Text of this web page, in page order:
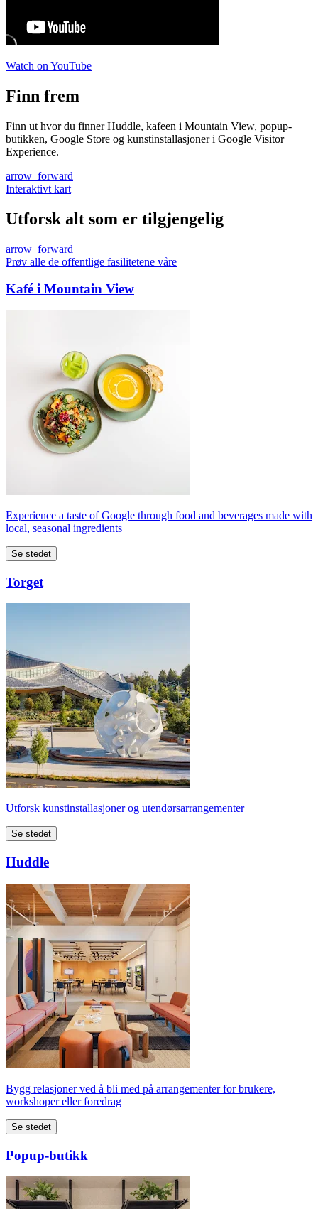
Watch on YouTube
Finn frem
Finn ut hvor du finner Huddle, kafeen i Mountain View, popup-
butikken, Google Store og kunstinstallasjoner i Google Visitor
Experience.
arrow_forward
Interaktivt kart
Utforsk alt som er tilgjengelig
arrow_forward
Prøv alle de offentlige fasilitetene våre
Kafé i Mountain View
Experience a taste of Google through food and beverages made with
local, seasonal ingredients
Se stedet
Torget
Utforsk kunstinstallasjoner og utendørsarrangementer
Se stedet
Huddle
Bygg relasjoner ved å bli med på arrangementer for brukere,
workshoper eller foredrag
Se stedet
Popup-butikk